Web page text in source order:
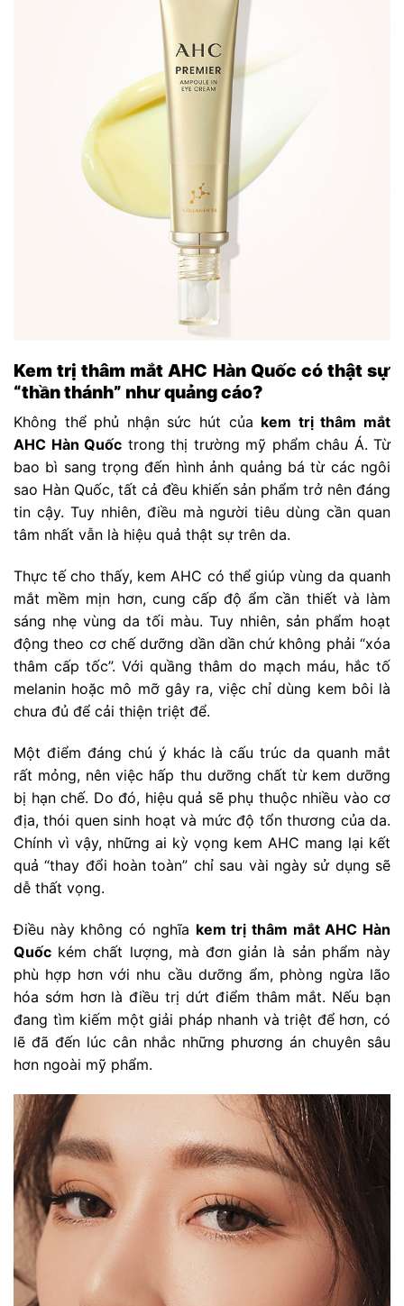
Kem trị thâm mắt AHC Hàn Quốc có thật sự
“thần thánh” như quảng cáo?
Không thể phủ nhận sức hút của kem trị thâm mắt
AHC Hàn Quốc trong thị trường mỹ phẩm châu Á. Từ
bao bì sang trọng đến hình ảnh quảng bá từ các ngôi
sao Hàn Quốc, tất cả đều khiến sản phẩm trở nên đáng
tin cậy. Tuy nhiên, điều mà người tiêu dùng cần quan
tâm nhất vẫn là hiệu quả thật sự trên da.
Thực tế cho thấy, kem AHC có thể giúp vùng da quanh
mắt mềm mịn hơn, cung cấp độ ẩm cần thiết và làm
sáng nhẹ vùng da tối màu. Tuy nhiên, sản phẩm hoạt
động theo cơ chế dưỡng dần dần chứ không phải “xóa
thâm cấp tốc”. Với quầng thâm do mạch máu, hắc tố
melanin hoặc mô mỡ gây ra, việc chỉ dùng kem bôi là
chưa đủ để cải thiện triệt để.
Một điểm đáng chú ý khác là cấu trúc da quanh mắt
rất mỏng, nên việc hấp thu dưỡng chất từ kem dưỡng
bị hạn chế. Do đó, hiệu quả sẽ phụ thuộc nhiều vào cơ
địa, thói quen sinh hoạt và mức độ tổn thương của da.
Chính vì vậy, những ai kỳ vọng kem AHC mang lại kết
quả “thay đổi hoàn toàn” chỉ sau vài ngày sử dụng sẽ
dễ thất vọng.
Điều này không có nghĩa kem trị thâm mắt AHC Hàn
Quốc kém chất lượng, mà đơn giản là sản phẩm này
phù hợp hơn với nhu cầu dưỡng ẩm, phòng ngừa lão
hóa sớm hơn là điều trị dứt điểm thâm mắt. Nếu bạn
đang tìm kiếm một giải pháp nhanh và triệt để hơn, có
lẽ đã đến lúc cân nhắc những phương án chuyên sâu
hơn ngoài mỹ phẩm.